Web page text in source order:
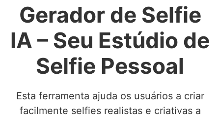
Gerador de Selfie
IA – Seu Estúdio de
Selfie Pessoal
Esta ferramenta ajuda os usuários a criar
facilmente selfies realistas e criativas a